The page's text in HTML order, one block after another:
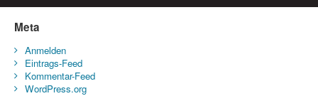
Meta
Anmelden
Eintrags-Feed
Kommentar-Feed
WordPress.org